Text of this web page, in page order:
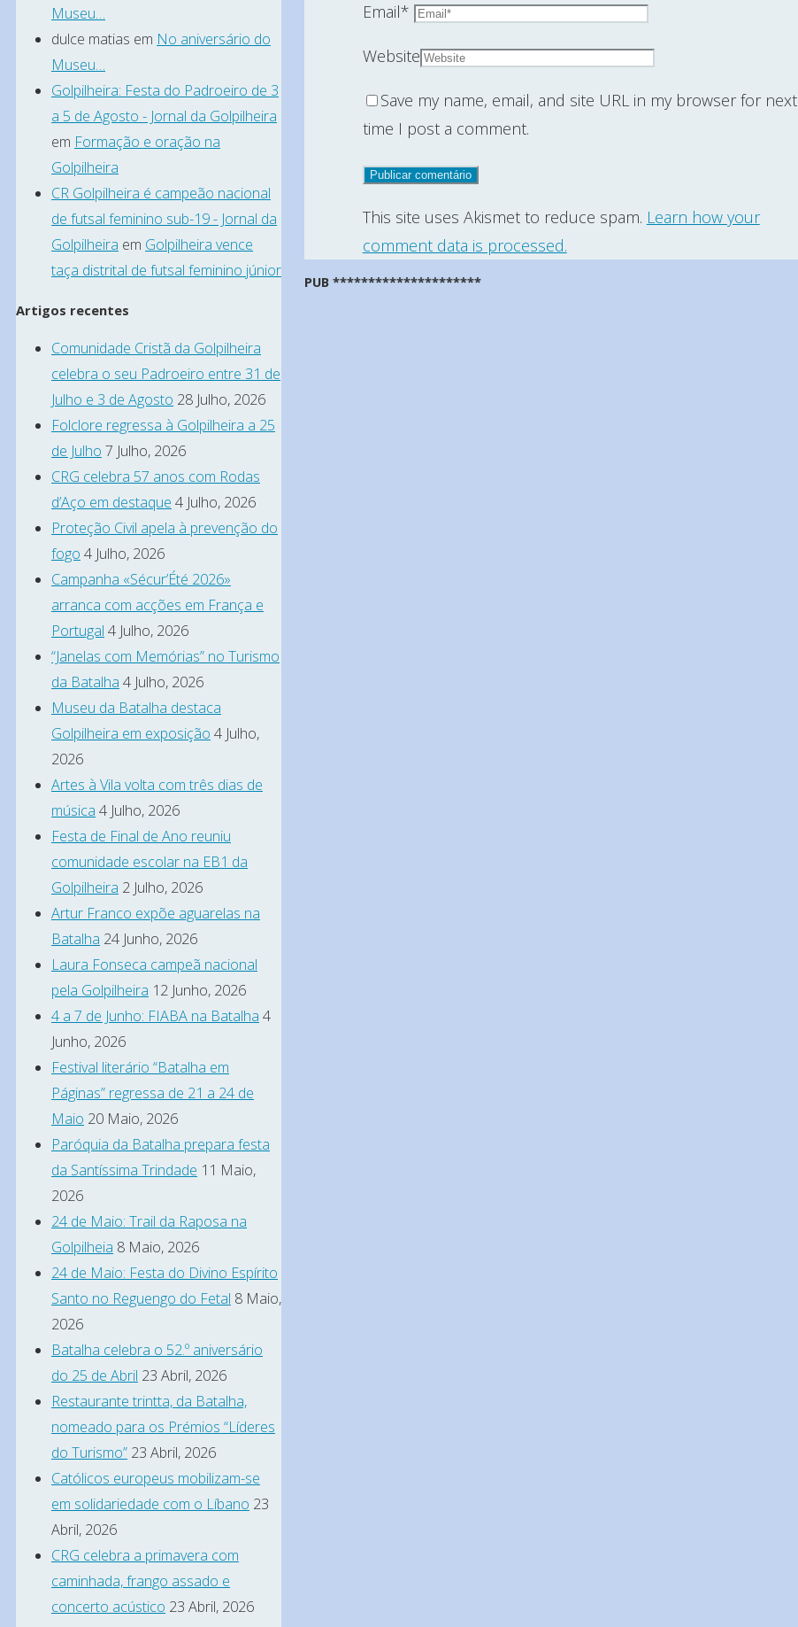
Email*
Website
Save my name, email, and site URL in my browser for next
time I post a comment.
This site uses Akismet to reduce spam. Learn how your
comment data is processed.
PUB *********************
Museu…
dulce matias em No aniversário do
Museu…
Golpilheira: Festa do Padroeiro de 3
a 5 de Agosto - Jornal da Golpilheira
em Formação e oração na
Golpilheira
CR Golpilheira é campeão nacional
de futsal feminino sub-19 - Jornal da
Golpilheira em Golpilheira vence
taça distrital de futsal feminino júnior
Artigos recentes
Comunidade Cristã da Golpilheira
celebra o seu Padroeiro entre 31 de
Julho e 3 de Agosto 28 Julho, 2026
Folclore regressa à Golpilheira a 25
de Julho 7 Julho, 2026
CRG celebra 57 anos com Rodas
d’Aço em destaque 4 Julho, 2026
Proteção Civil apela à prevenção do
fogo 4 Julho, 2026
Campanha «Sécur’Été 2026»
arranca com acções em França e
Portugal 4 Julho, 2026
“Janelas com Memórias” no Turismo
da Batalha 4 Julho, 2026
Museu da Batalha destaca
Golpilheira em exposição 4 Julho,
2026
Artes à Vila volta com três dias de
música 4 Julho, 2026
Festa de Final de Ano reuniu
comunidade escolar na EB1 da
Golpilheira 2 Julho, 2026
Artur Franco expõe aguarelas na
Batalha 24 Junho, 2026
Laura Fonseca campeã nacional
pela Golpilheira 12 Junho, 2026
4 a 7 de Junho: FIABA na Batalha 4
Junho, 2026
Festival literário “Batalha em
Páginas” regressa de 21 a 24 de
Maio 20 Maio, 2026
Paróquia da Batalha prepara festa
da Santíssima Trindade 11 Maio,
2026
24 de Maio: Trail da Raposa na
Golpilheia 8 Maio, 2026
24 de Maio: Festa do Divino Espírito
Santo no Reguengo do Fetal 8 Maio,
2026
Batalha celebra o 52.º aniversário
do 25 de Abril 23 Abril, 2026
Restaurante trintta, da Batalha,
nomeado para os Prémios “Líderes
do Turismo” 23 Abril, 2026
Católicos europeus mobilizam-se
em solidariedade com o Líbano 23
Abril, 2026
CRG celebra a primavera com
caminhada, frango assado e
concerto acústico 23 Abril, 2026